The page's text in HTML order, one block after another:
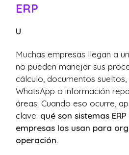
ERP
U
Muchas empresas llegan a
no pueden manejar sus
cálculo, documentos
WhatsApp o información
áreas. Cuando eso ocurre,
clave: qué son sistemas
empresas los usan para
operación.